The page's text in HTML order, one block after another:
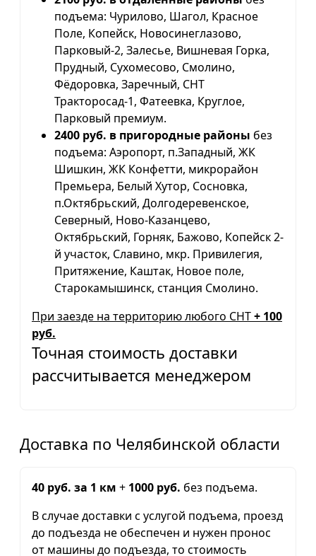
подъема: Чурилово, Шагол, Красное
Поле, Копейск, Новосинеглазово,
Парковый-2, Залесье, Вишневая Горка,
Прудный, Сухомесово, Смолино,
Фёдоровка, Заречный, СНТ
Тракторосад-1, Фатеевка, Круглое,
Парковый премиум.
2400 руб. в пригородные районы без
подъема: Аэропорт, п.Западный, ЖК
Шишкин, ЖК Конфетти, микрорайон
Премьера, Белый Хутор, Сосновка,
п.Октябрьский, Долгодеревенское,
Северный, Ново-Казанцево,
Октябрьский, Горняк, Бажово, Копейск 2-
й участок, Славино, мкр. Привилегия,
Притяжение, Каштак, Новое поле,
Старокамышинск, станция Смолино.
При заезде на территорию любого СНТ+ 100
руб.
Точная стоимость доставки
рассчитывается менеджером
Доставка по Челябинской области
40 руб. за 1 км + 1000 руб. без подъема.
В случае доставки с услугой подъема, проезд
до подъезда не обеспечен и нужен пронос
от машины до подъезда, то стоимость